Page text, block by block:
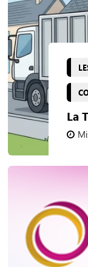
La